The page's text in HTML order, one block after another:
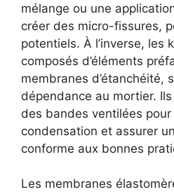
mélange ou une
créer des micro-fissures,
potentiels. À l’inverse, les
composés d’éléments
membranes d’étanchéité,
dépendance au mortier.
des bandes ventilées
condensation et assurer
conforme aux bonnes
Les membranes